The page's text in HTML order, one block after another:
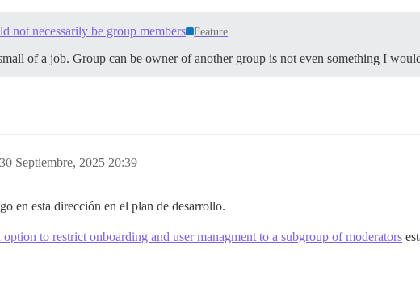
not necessarily be group members Feature
of a job. Group can be owner of another group is not even something I
30 Septiembre, 2025 20:39
en esta dirección en el plan de desarrollo.
option to restrict onboarding and user managment to a subgroup of moderators